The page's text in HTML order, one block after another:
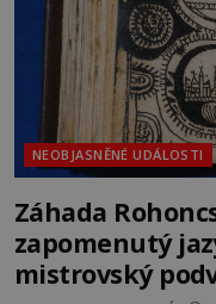
NEOBJASNĚNÉ UDÁLOSTI
Záhada
zapomenutý
mistrovský